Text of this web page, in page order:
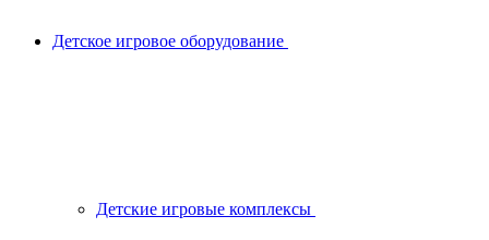
Детское игровое оборудование
Детские игровые комплексы